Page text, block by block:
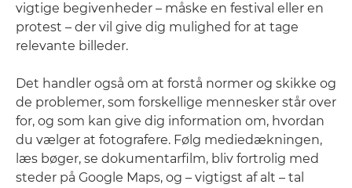
vigtige begivenheder – måske en festival eller en
protest – der vil give dig mulighed for at tage
relevante billeder.
Det handler også om at forstå normer og skikke og
de problemer, som forskellige mennesker står over
for, og som kan give dig information om, hvordan
du vælger at fotografere. Følg mediedækningen,
læs bøger, se dokumentarfilm, bliv fortrolig med
steder på Google Maps, og – vigtigst af alt – tal